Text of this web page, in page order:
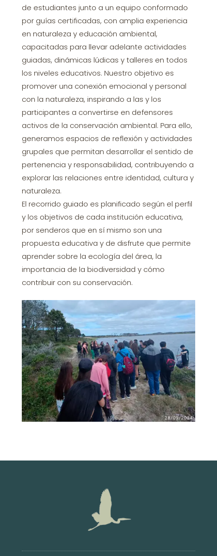
de estudiantes junto a un equipo conformado
por guías certificadas, con amplia experiencia
en naturaleza y educación ambiental,
capacitadas para llevar adelante actividades
guiadas, dinámicas lúdicas y talleres en todos
los niveles educativos. Nuestro objetivo es
promover una conexión emocional y personal
con la naturaleza, inspirando a las y los
participantes a convertirse en defensores
activos de la conservación ambiental. Para ello,
generamos espacios de reflexión y actividades
grupales que permitan desarrollar el sentido de
pertenencia y responsabilidad, contribuyendo a
explorar las relaciones entre identidad, cultura y
naturaleza.
El recorrido guiado es planificado según el perfil
y los objetivos de cada institución educativa,
por senderos que en sí mismo son una
propuesta educativa y de disfrute que permite
aprender sobre la ecología del área, la
importancia de la biodiversidad y cómo
contribuir con su conservación.